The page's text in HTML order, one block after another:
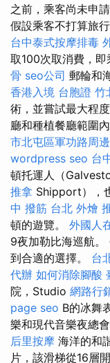
之前，乘客尚未申
假設乘客不打算旅行
台中泰式按摩排毒
取100次取消費，即
骨 seo公司 郵輪和
香港入境 台胞證 竹
術，並嘗試最大程
廳和種植餐廳範圍
市北屯區軍功路周
wordpress seo 台
頓托運人（
推拿 Shipport），
中 撥筋 台北 外燴
頓的遊覽。 外國人
9夜加勒比海巡航
到合適的選擇。 台
代辦 如何消除腳酸
院，Studio 網路行
page seo B的冰舞
樂和現代音樂夜總
后里按摩 海洋的和
片，該滑梯從16層